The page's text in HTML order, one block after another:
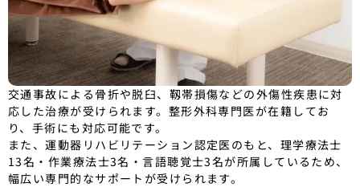
交通事故による骨折や脱臼、靱帯損傷などの外傷性疾患に対
応した治療が受けられます。整形外科専門医が在籍してお
り、手術にも対応可能です。
また、運動器リハビリテーション認定医のもと、理学療法士
13名・作業療法士3名・言語聴覚士3名が所属しているため、
幅広い専門的なサポートが受けられます。